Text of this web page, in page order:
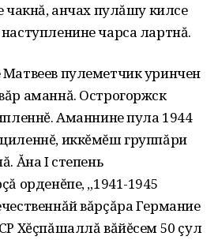
чакнă, анчах пулăшу килсе
чарса лартнă.
пуле­метчик уринчен
аманнă. Острогоржск
Аманнине пула 1944
иккĕмĕш группăри
Ăна I степень
орденĕпе, „1941-1945
вăрçăра Германие
Хĕçпăшаллă вăйĕсем 50 çул